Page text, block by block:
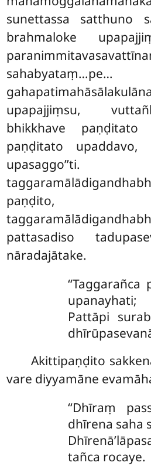
sunettassa satthuno
brahmaloke
upapajjiṃsu,
bhikkhave
paṇḍitato
paṇḍito,
pattasadiso
nāradajātake.
‘‘Taggarañca
upanayhati;
Pattāpi
Akittipaṇḍito
vare diyyamāne
‘‘Dhīraṃ
dhīrena saha
tañca rocaye.